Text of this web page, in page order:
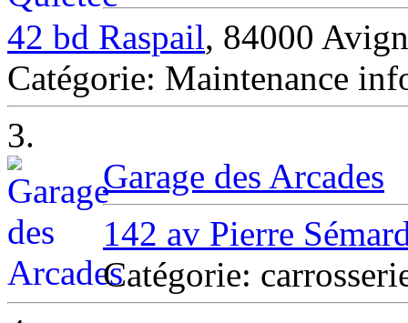
42 bd Raspail, 84000
Catégorie: Maintenance
3.
Garage des Arcades
142 av Pierre
Catégorie: